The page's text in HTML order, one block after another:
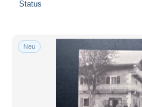
Status
Neu